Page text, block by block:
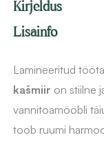
kogus
Kirjeldus
Lisainfo
Lamineeritud
kašmiir on stiilne
vannitoamööbli
toob ruumi